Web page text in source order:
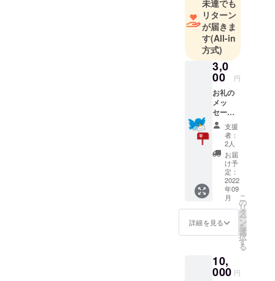
未達でも
リターン
が届きま
す(All-in
方式)
3,0
00 円
お礼の
メッ
セージ
を送ら
せてい
ただき
ます。
支援
者：
2人
お届
け予
定：
2022
年09
月
詳細を見る
こ
の
リ
タ
ー
ン
を
選
択
す
る
10,
000 円